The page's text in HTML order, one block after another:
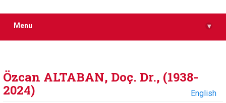
Menu ▾
Özcan ALTABAN, Doç. Dr., (1938-
2024)
English